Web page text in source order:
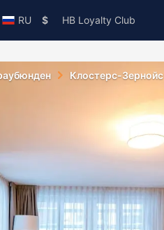
RU $ HB Loyalty Club
Клостерс-Зернойс